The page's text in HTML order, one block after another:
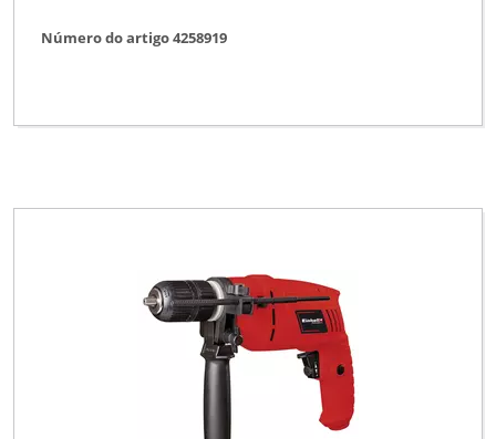
Número do artigo 4258919